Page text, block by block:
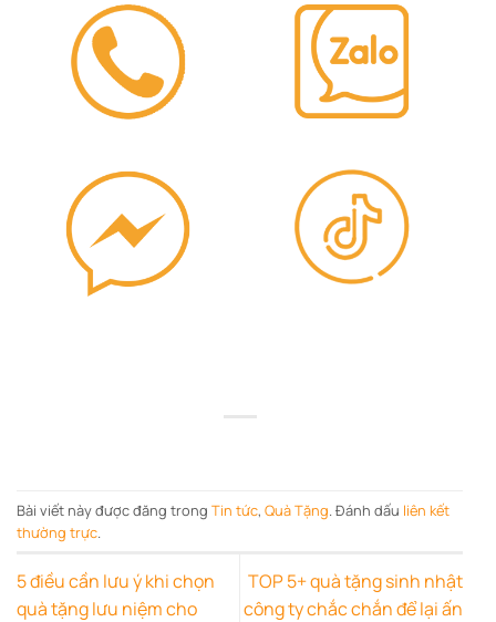
Bài viết này được đăng trong Tin tức, Quà Tặng. Đánh dấu liên kết
thường trực.
5 điều cần lưu ý khi chọn
quà tặng lưu niệm cho
TOP 5+ quà tặng sinh nhật
công ty chắc chắn để lại ấn